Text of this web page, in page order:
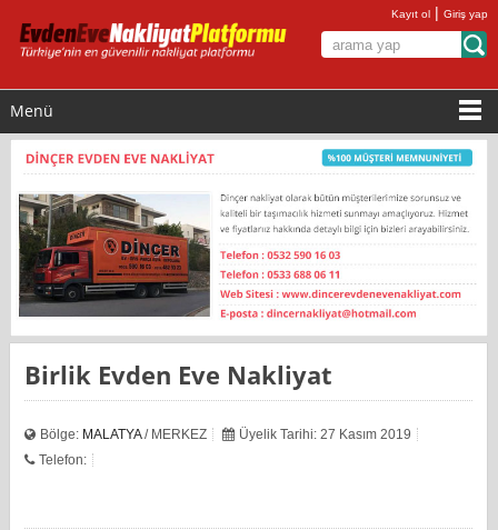
Kayıt ol |Giriş yap
Menü
Birlik Evden Eve Nakliyat
Bölge: MALATYA/ MERKEZ
Üyelik Tarihi: 27 Kasım 2019
Telefon: